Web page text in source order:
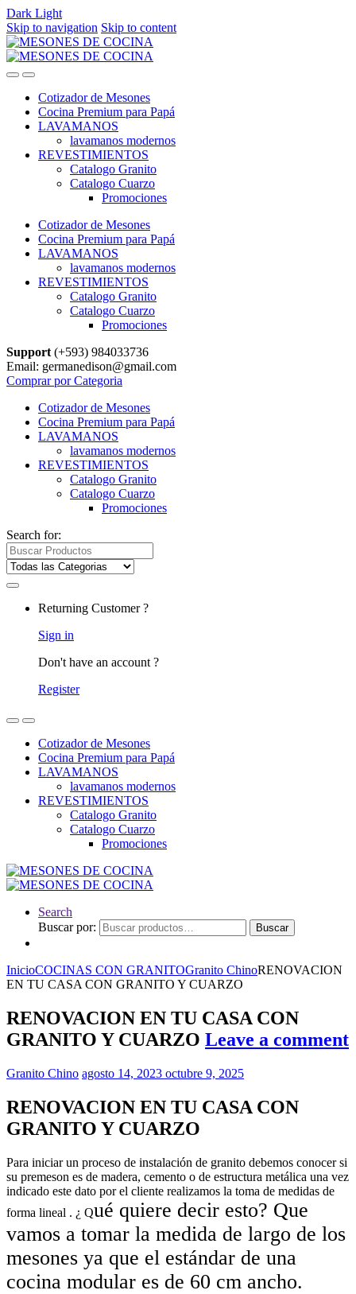
Dark Light
Skip to navigation Skip to content
Cotizador de Mesones
Cocina Premium para Papá
LAVAMANOS
lavamanos modernos
REVESTIMIENTOS
Catalogo Granito
Catalogo Cuarzo
Promociones
Cotizador de Mesones
Cocina Premium para Papá
LAVAMANOS
lavamanos modernos
REVESTIMIENTOS
Catalogo Granito
Catalogo Cuarzo
Promociones
Support (+593) 984033736
Email: germanedison@gmail.com
Comprar por Categoria
Cotizador de Mesones
Cocina Premium para Papá
LAVAMANOS
lavamanos modernos
REVESTIMIENTOS
Catalogo Granito
Catalogo Cuarzo
Promociones
Search for:
Returning Customer ?
Sign in
Don't have an account ?
Register
Cotizador de Mesones
Cocina Premium para Papá
LAVAMANOS
lavamanos modernos
REVESTIMIENTOS
Catalogo Granito
Catalogo Cuarzo
Promociones
Search
Buscar por:
Buscar
InicioCOCINAS CON GRANITOGranito ChinoRENOVACION
EN TU CASA CON GRANITO Y CUARZO
RENOVACION EN TU CASA CON
GRANITO Y CUARZO Leave a comment
Granito Chino agosto 14, 2023 octubre 9, 2025
RENOVACION EN TU CASA CON
GRANITO Y CUARZO
Para iniciar un proceso de instalación de granito debemos conocer si
su premeson es de madera, cemento o de estructura metálica una vez
indicado este dato por el cliente realizamos la toma de medidas de
forma lineal . ¿ Qué quiere decir esto? Que
vamos a tomar la medida de largo de los
mesones ya que el estándar de una
cocina modular es de 60 cm ancho.